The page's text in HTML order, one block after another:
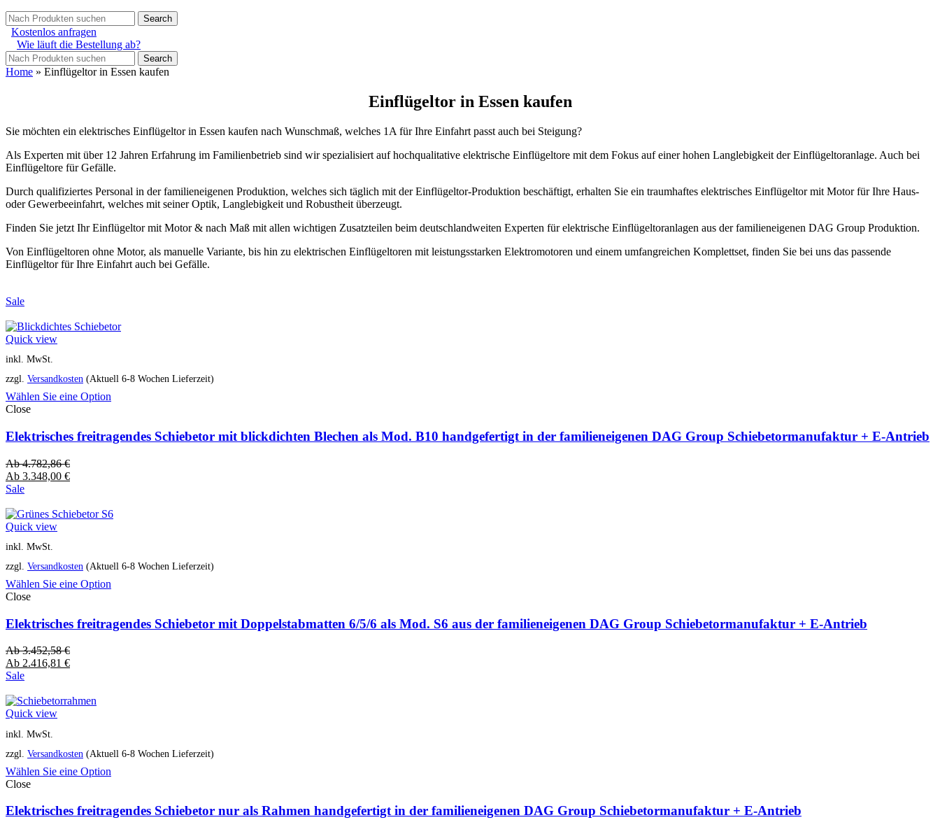
Search
Kostenlos anfragen
Wie läuft die Bestellung ab?
Search
Home » Einflügeltor in Essen kaufen
Einflügeltor in Essen kaufen
Sie möchten ein elektrisches Einflügeltor in Essen kaufen nach Wunschmaß, welches 1A für Ihre Einfahrt passt auch bei Steigung?
Als Experten mit über 12 Jahren Erfahrung im Familienbetrieb sind wir spezialisiert auf hochqualitative elektrische Einflügeltore mit dem Fokus auf einer hohen Langlebigkeit der Einflügeltoranlage. Auch bei
Einflügeltore für Gefälle.
Durch qualifiziertes Personal in der familieneigenen Produktion, welches sich täglich mit der Einflügeltor-Produktion beschäftigt, erhalten Sie ein traumhaftes elektrisches Einflügeltor mit Motor für Ihre Haus-
oder Gewerbeeinfahrt, welches mit seiner Optik, Langlebigkeit und Robustheit überzeugt.
Finden Sie jetzt Ihr Einflügeltor mit Motor & nach Maß mit allen wichtigen Zusatzteilen beim deutschlandweiten Experten für elektrische Einflügeltoranlagen aus der familieneigenen DAG Group Produktion.
Von Einflügeltoren ohne Motor, als manuelle Variante, bis hin zu elektrischen Einflügeltoren mit leistungsstarken Elektromotoren und einem umfangreichen Komplettset, finden Sie bei uns das passende
Einflügeltor für Ihre Einfahrt auch bei Gefälle.
Sale
Quick view
inkl. MwSt.
zzgl. Versandkosten (Aktuell 6-8 Wochen Lieferzeit)
Wählen Sie eine Option
Close
Elektrisches freitragendes Schiebetor mit blickdichten Blechen als Mod. B10 handgefertigt in der familieneigenen DAG Group Schiebetormanufaktur + E-Antrieb
Ab4.782,86€
Ab 3.348,00 €
Sale
Quick view
inkl. MwSt.
zzgl. Versandkosten (Aktuell 6-8 Wochen Lieferzeit)
Wählen Sie eine Option
Close
Elektrisches freitragendes Schiebetor mit Doppelstabmatten 6/5/6 als Mod. S6 aus der familieneigenen DAG Group Schiebetormanufaktur + E-Antrieb
Ab3.452,58€
Ab 2.416,81 €
Sale
Quick view
inkl. MwSt.
zzgl. Versandkosten (Aktuell 6-8 Wochen Lieferzeit)
Wählen Sie eine Option
Close
Elektrisches freitragendes Schiebetor nur als Rahmen handgefertigt in der familieneigenen DAG Group Schiebetormanufaktur + E-Antrieb